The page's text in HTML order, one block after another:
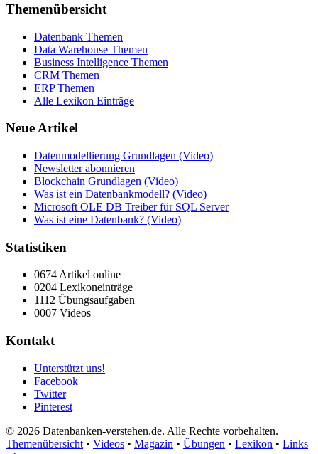
Themenübersicht
Datenbank Themen
Data Warehouse Themen
Business Intelligence Themen
CRM Themen
ERP Themen
Alle Lexikon Einträge
Neue Artikel
Datenmodellierung Grundlagen (Video)
Newsletter abonnieren
Blockchain Grundlagen (Video)
Was ist ein Datenbankmodell? (Video)
Microsoft OLE DB Treiber für SQL Server
Was ist eine Datenbank? (Video)
Statistiken
0674 Artikel online
0204 Lexikoneinträge
1112 Übungsaufgaben
0007 Videos
Kontakt
Unterstützt uns!
Facebook
Twitter
Pinterest
© 2026 Datenbanken-verstehen.de. Alle Rechte vorbehalten.
Themenübersicht • Videos • Magazin • Übungen • Lexikon • Links